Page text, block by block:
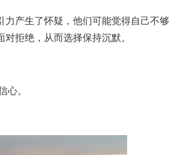
产生了怀疑，他们可能觉得自己不够
拒绝，从而选择保持沉默。
。